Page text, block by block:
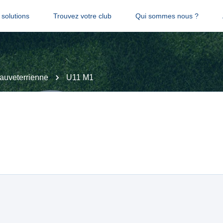
Trouvez votre club Qui sommes nous ?
U11 M1